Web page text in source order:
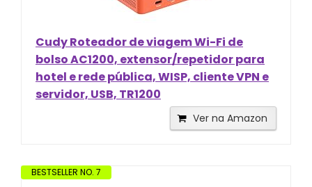
Cudy Roteador de viagem Wi-Fi de
bolso AC1200, extensor/repetidor para
hotel e rede pública, WISP, cliente VPN e
servidor, USB, TR1200
Ver na Amazon
BESTSELLER NO. 7